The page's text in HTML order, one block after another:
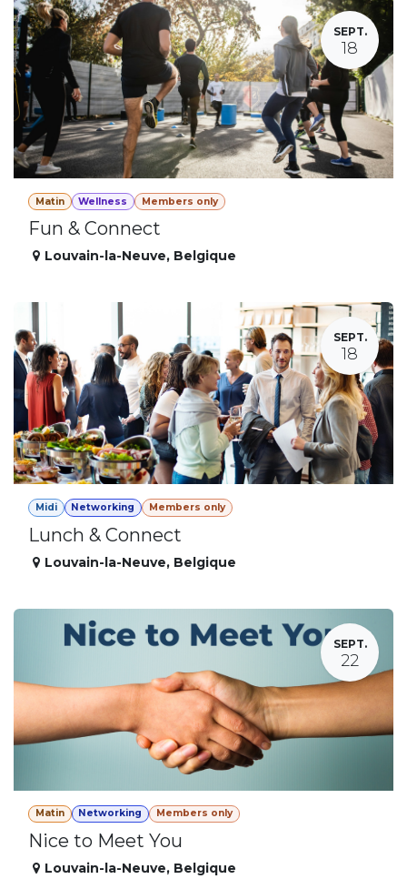
SEPT.
18
Matin Wellness Members only
Fun & Connect
Louvain-la-Neuve, Belgique
SEPT.
18
Midi Networking Members only
Lunch & Connect
Louvain-la-Neuve, Belgique
SEPT.
22
Matin Networking Members only
Nice to Meet You
Louvain-la-Neuve, Belgique